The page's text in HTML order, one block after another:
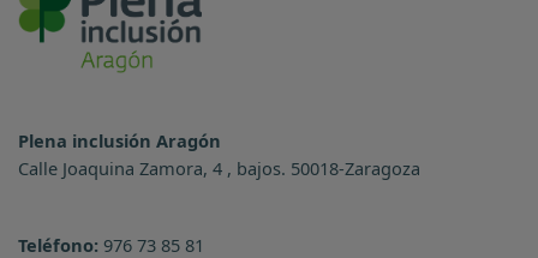
Plena inclusión Aragón
Calle Joaquina Zamora, 4 , bajos. 50018-Zaragoza
Teléfono: 976 73 85 81